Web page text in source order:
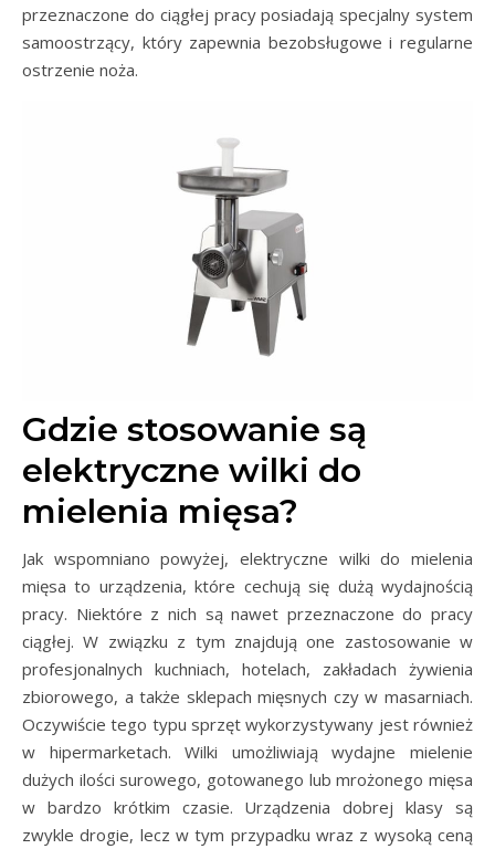
przeznaczone do ciągłej pracy posiadają specjalny system
samoostrzący, który zapewnia bezobsługowe i regularne
ostrzenie noża.
Gdzie stosowanie są
elektryczne wilki do
mielenia mięsa?
Jak wspomniano powyżej, elektryczne wilki do mielenia
mięsa to urządzenia, które cechują się dużą wydajnością
pracy. Niektóre z nich są nawet przeznaczone do pracy
ciągłej. W związku z tym znajdują one zastosowanie w
profesjonalnych kuchniach, hotelach, zakładach żywienia
zbiorowego, a także sklepach mięsnych czy w masarniach.
Oczywiście tego typu sprzęt wykorzystywany jest również
w hipermarketach. Wilki umożliwiają wydajne mielenie
dużych ilości surowego, gotowanego lub mrożonego mięsa
w bardzo krótkim czasie. Urządzenia dobrej klasy są
zwykle drogie, lecz w tym przypadku wraz z wysoką ceną